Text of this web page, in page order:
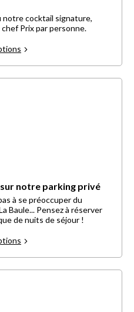
notre cocktail signature,
Prix par personne.
notre parking privé
à se préoccuper du
Baule... Pensez à réserver
de nuits de séjour !